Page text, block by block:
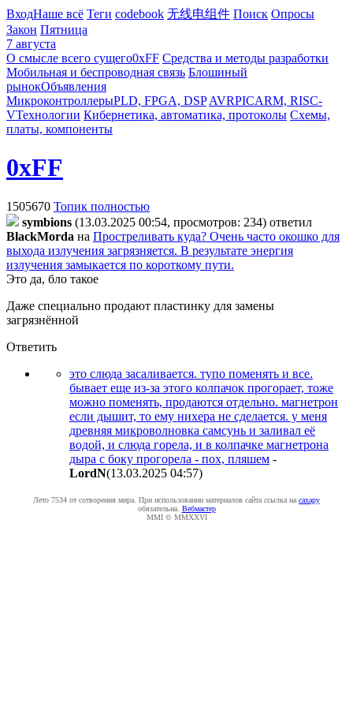
ВходНаше всё Теги codebook 无线电组件 Поиск Опросы
Закон Пятница
7 августа
О смысле всего сущего0xFF Средства и методы разработки
Мобильная и беспроводная связь Блошиный
рынокОбъявления
МикроконтроллерыPLD, FPGA, DSP AVRPICARM, RISC-
VТехнологии Кибернетика, автоматика, протоколы Схемы,
платы, компоненты
0xFF
1505670 Топик полностью
symbions (13.03.2025 00:54, просмотров: 234) ответил
BlackMorda на Простреливать куда? Очень часто окошко для
выхода излучения загрязняется. В результате энергия
излучения замыкается по короткому пути.
Это да, бло такое
Даже специально продают пластинку для замены
загрязнённой
Ответить
это слюда засаливается. тупо поменять и все.
бывает еще из-за этого колпачок прогорает, тоже
можно поменять, продаются отдельно. магнетрон
если дышит, то ему нихера не сделается. у меня
древняя микроволновка самсунь и заливал её
водой, и слюда горела, и в колпачке магнетрона
дыра с боку прогорела - пох, пляшем -
LordN(13.03.2025 04:57)
Лето 7534 от сотворения мира. При использовании материалов сайта ссылка на caxapу
обязательна. Вебмастер
MMI © MMXXVI